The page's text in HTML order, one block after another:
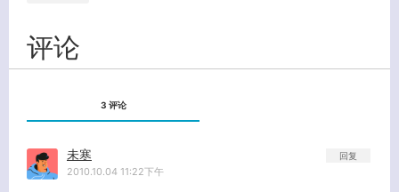
评论
3 评论
未寒
2010.10.04 11:22下午
回复